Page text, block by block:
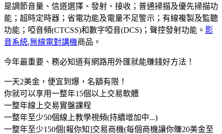
是調節音量、信道選擇、發射、接收；普通掃描及優先掃描功
能；超時定時器；省電功能及電量不足警示；有線複製及監聽
功能；啞音頻(CTCSS)和數字啞音(DCS)；聲控發射功能。 影
音系統,無線電對講機商品。
今年最重要、務必知​道有網路用外匯就能賺錢好方法！
一天2美金，便宜到爆，名額有限！
你就可以享用一整年15個以上交易軟體
一整年線上交易實盤課程
一整年至少50個線上教學視頻(持續增加中...)
一整年至少150個[報你知]交易商機(每個商機讓你賺20美金至